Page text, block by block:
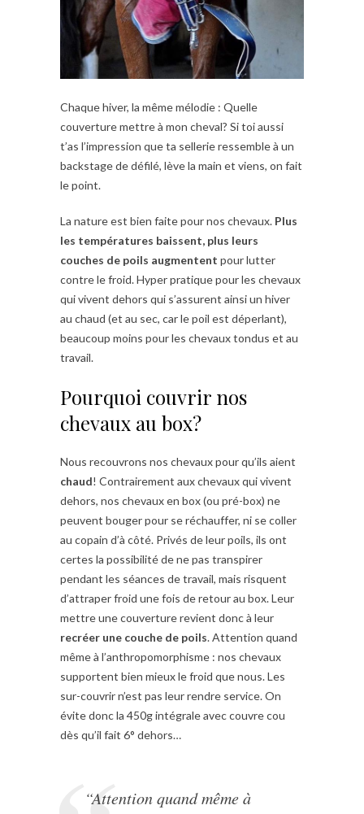
Chaque hiver, la même mélodie : Quelle
couverture mettre à mon cheval? Si toi aussi
t’as l’impression que ta sellerie ressemble à un
backstage de défilé, lève la main et viens, on fait
le point.
La nature est bien faite pour nos chevaux. Plus
les températures baissent, plus leurs
couches de poils augmentent pour lutter
contre le froid. Hyper pratique pour les chevaux
qui vivent dehors qui s’assurent ainsi un hiver
au chaud (et au sec, car le poil est déperlant),
beaucoup moins pour les chevaux tondus et au
travail.
Pourquoi couvrir nos
chevaux au box?
Nous recouvrons nos chevaux pour qu’ils aient
chaud! Contrairement aux chevaux qui vivent
dehors, nos chevaux en box (ou pré-box) ne
peuvent bouger pour se réchauffer, ni se coller
au copain d’à côté. Privés de leur poils, ils ont
certes la possibilité de ne pas transpirer
pendant les séances de travail, mais risquent
d’attraper froid une fois de retour au box. Leur
mettre une couverture revient donc à leur
recréer une couche de poils. Attention quand
même à l’anthropomorphisme : nos chevaux
supportent bien mieux le froid que nous. Les
sur-couvrir n’est pas leur rendre service. On
évite donc la 450g intégrale avec couvre cou
dès qu’il fait 6° dehors…
“Attention quand même à